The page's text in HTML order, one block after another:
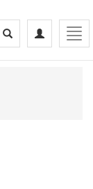
Toggle
navigation
Toggle
search